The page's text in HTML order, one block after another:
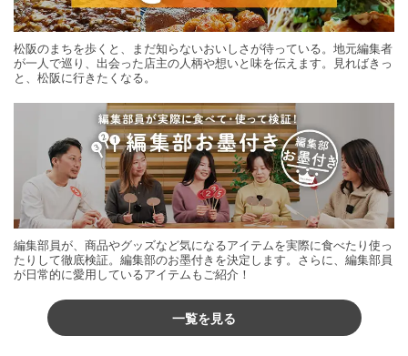
松阪のまちを歩くと、まだ知らないおいしさが待っている。地元編集者
が一人で巡り、出会った店主の人柄や想いと味を伝えます。見ればきっ
と、松阪に行きたくなる。
編集部員が、商品やグッズなど気になるアイテムを実際に食べたり使っ
たりして徹底検証。編集部のお墨付きを決定します。さらに、編集部員
が日常的に愛用しているアイテムもご紹介！
一覧を見る